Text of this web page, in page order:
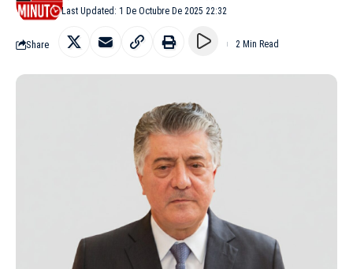
Last Updated: 1 De Octubre De 2025 22:32
Share 2 Min Read